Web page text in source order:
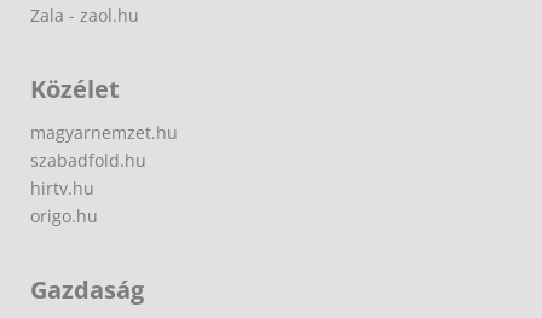
Zala - zaol.hu
Közélet
magyarnemzet.hu
szabadfold.hu
hirtv.hu
origo.hu
Gazdaság